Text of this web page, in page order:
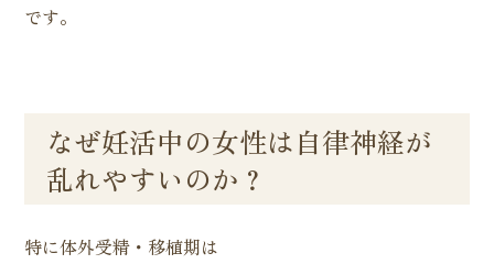
です。
なぜ妊活中の女性は自律神経が
乱れやすいのか？
特に体外受精・移植期は